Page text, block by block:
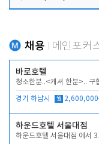
채용 메인포커
바로호텔
청소한분..<캐셔 한분>.. 구
경기 하남시 월 2,600,000
하운드호텔 서울대점
하운드호텔 서울대점 에서